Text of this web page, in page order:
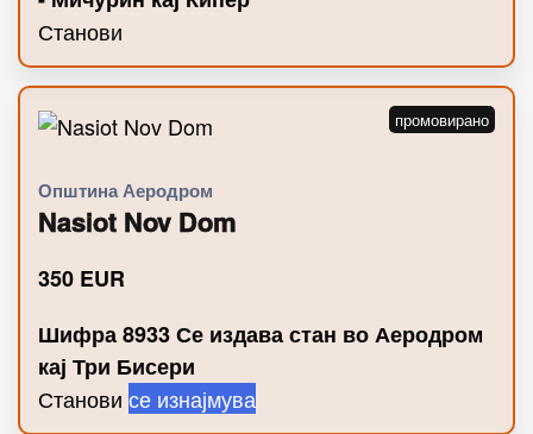
Станови
Општина Аеродром
Nasiot Nov Dom
350 EUR
Шифра 8933 Се издава стан во Аеродром
кај Три Бисери
Станови се изнајмува